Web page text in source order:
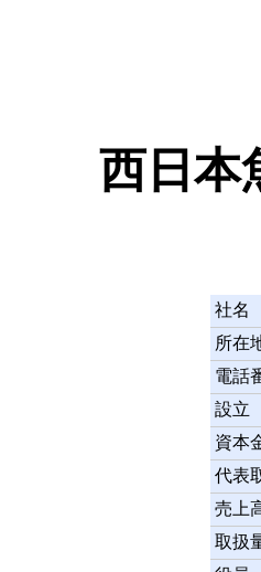
西日
社名
所在
電話
設立
資本
代表
売上
取扱